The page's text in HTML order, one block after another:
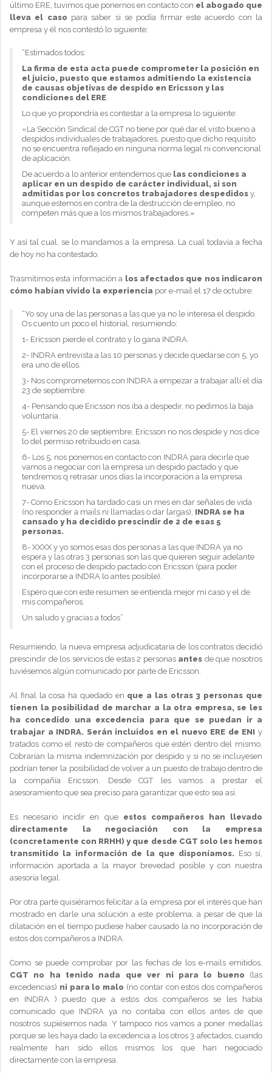
último ERE, tuvimos que ponernos en contacto con el abogado que
lleva el caso para saber si se podía firmar este acuerdo con la
empresa y él nos contestó lo siguiente:
“Estimados todos:
La firma de esta acta puede comprometer la posición en
el juicio, puesto que estamos admitiendo la existencia
de causas objetivas de despido en Ericsson y las
condiciones del ERE.
Lo que yo propondría es contestar a la empresa lo siguiente:
«La Sección Sindical de CGT no tiene por qué dar el visto bueno a
despidos individuales de trabajadores, puesto que dicho requisito
no se encuentra reflejado en ninguna norma legal ni convencional
de aplicación.
De acuerdo a lo anterior entendemos que las condiciones a
aplicar en un despido de carácter individual, si son
admitidas por los concretos trabajadores despedidos y,
aunque estemos en contra de la destrucción de empleo, no
competen más que a los mismos trabajadores.»
Y así tal cual, se lo mandamos a la empresa. La cual todavía a fecha
de hoy no ha contestado.
Trasmitimos esta información a los afectados que nos indicaron
cómo habían vivido la experiencia por e-mail el 17 de octubre:
“Yo soy una de las personas a las que ya no le interesa el despido.
Os cuento un poco el historial, resumiendo:
1- Ericsson pierde el contrato y lo gana INDRA.
2- INDRA entrevista a las 10 personas y decide quedarse con 5, yo
era uno de ellos.
3- Nos comprometemos con INDRA a empezar a trabajar allí el día
23 de septiembre.
4- Pensando que Ericsson nos iba a despedir, no pedimos la baja
voluntaria.
5- El viernes 20 de septiembre, Ericsson no nos despide y nos dice
lo del permiso retribuido en casa.
6- Los 5, nos ponemos en contacto con INDRA para decirle que
vamos a negociar con la empresa un despido pactado y que
tendremos q retrasar unos días la incorporación a la empresa
nueva.
7- Como Ericsson ha tardado casi un mes en dar señales de vida
(no responder a mails ni llamadas o dar largas), INDRA se ha
cansado y ha decidido prescindir de 2 de esas 5
personas.
8- XXXX y yo somos esas dos personas a las que INDRA ya no
espera y las otras 3 personas son las que quieren seguir adelante
con el proceso de despido pactado con Ericsson (para poder
incorporarse a INDRA lo antes posible).
Espero que con este resumen se entienda mejor mi caso y el de
mis compañeros.
Un saludo y gracias a todos”
Resumiendo, la nueva empresa adjudicataria de los contratos decidió
prescindir de los servicios de estas 2 personas antes de que nosotros
tuviésemos algún comunicado por parte de Ericsson.
Al final la cosa ha quedado en que a las otras 3 personas que
tienen la posibilidad de marchar a la otra empresa, se les
ha concedido una excedencia para que se puedan ir a
trabajar a INDRA. Serán incluidos en el nuevo ERE de ENI y
tratados como el resto de compañeros que estén dentro del mismo.
Cobrarían la misma indemnización por despido y si no se incluyesen
podrían tener la posibilidad de volver a un puesto de trabajo dentro de
la compañía Ericsson. Desde CGT les vamos a prestar el
asesoramiento que sea preciso para garantizar que esto sea así.
Es necesario incidir en que estos compañeros han llevado
directamente la negociación con la empresa
(concretamente con RRHH) y que desde CGT solo les hemos
transmitido la información de la que disponíamos. Eso sí,
información aportada a la mayor brevedad posible y con nuestra
asesoría legal.
Por otra parte quisiéramos felicitar a la empresa por el interés que han
mostrado en darle una solución a este problema, a pesar de que la
dilatación en el tiempo pudiese haber causado la no incorporación de
estos dos compañeros a INDRA.
Como se puede comprobar por las fechas de los e-mails emitidos,
CGT no ha tenido nada que ver ni para lo bueno (las
excedencias) ni para lo malo (no contar con estos dos compañeros
en INDRA ) puesto que a estos dos compañeros se les había
comunicado que INDRA ya no contaba con ellos antes de que
nosotros supiésemos nada. Y tampoco nos vamos a poner medallas
porque se les haya dado la excedencia a los otros 3 afectados, cuando
realmente han sido ellos mismos los que han negociado
directamente con la empresa.